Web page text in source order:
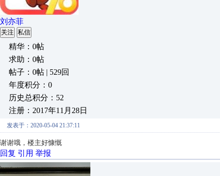
刘亦菲
关注 私信
精华：0帖
求助：0帖
帖子：0帖 | 529回
年度积分：0
历史总积分：52
注册：2017年11月28日
发表于：2020-05-04 21:37:11
谢谢哦，楼主好慷慨
回复 引用 举报